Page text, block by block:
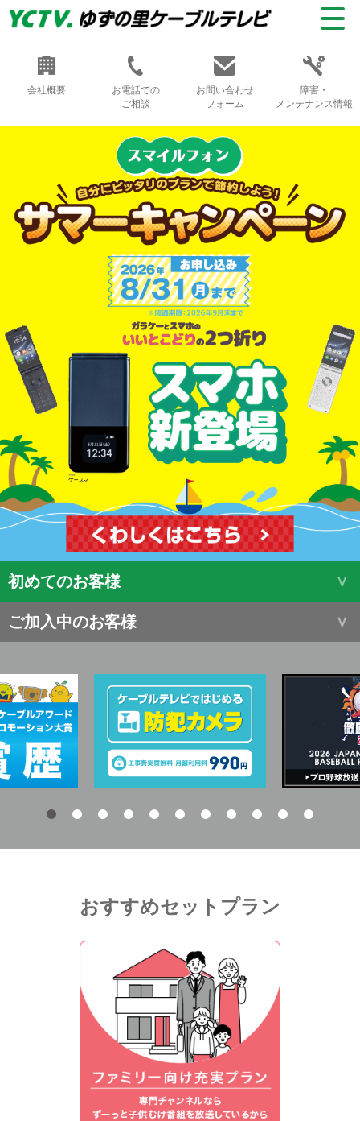
会社概要
お電話での
ご相談
お問い合わせ
フォーム
障害・
メンテナンス情報
初めてのお客様
ご加入中のお客様
おすすめセットプラン